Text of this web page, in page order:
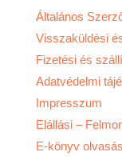
Általános
Visszaküldési
Fizetési és
Adatvédelmi
Impresszum
Elállási –
E-könyv